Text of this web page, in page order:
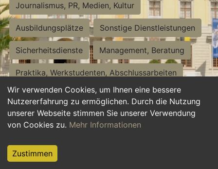
Wir verwenden Cookies, um Ihnen eine bessere
Nutzererfahrung zu ermöglichen. Durch die Nutzung
unserer Webseite stimmen Sie unserer Verwendung
von Cookies zu. Mehr Informationen
Zustimmen
Journalismus, PR, Medien, Kultur
Ausbildungsplätze Sonstige Dienstleistungen
Sicherheitsdienste Management, Beratung
Praktika, Werkstudenten, Abschlussarbeiten
Personalwesen Assistenz, Sekretariat
Hilfskräfte, Aushilfs- und Nebenjobs
Weiterbildung, Studium, duale Ausbildung